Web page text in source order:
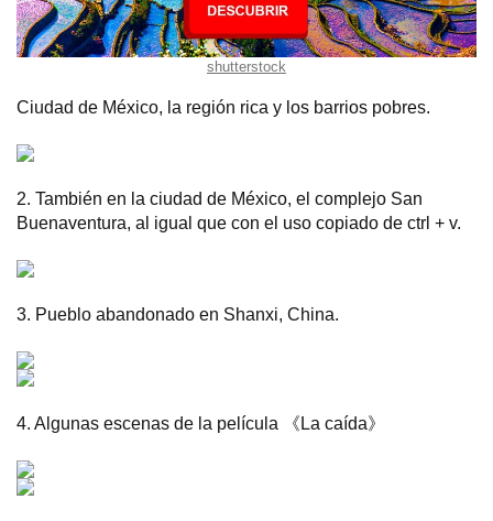
shutterstock
Ciudad de México, la región rica y los barrios pobres.
2. También en la ciudad de México, el complejo San
Buenaventura, al igual que con el uso copiado de ctrl + v.
3. Pueblo abandonado en Shanxi, China.
4. Algunas escenas de la película 《La caída》